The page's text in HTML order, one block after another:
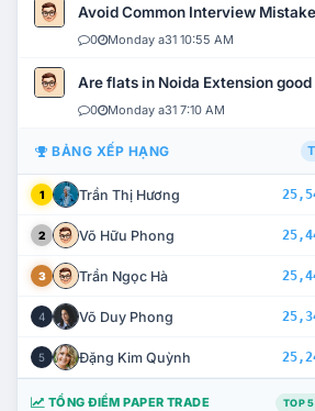
Avoid Common Interview
0 Monday a31 10:55 AM
Are flats in Noida Extension
0 Monday a31 7:10 AM
BẢNG XẾP HẠNG
1 Trần Thị Hương
2 Võ Hữu Phong
3 Trần Ngọc Hà
4 Võ Duy Phong
5 Đặng Kim Quỳnh
TỔNG ĐIỂM PAPER TRADE TOP